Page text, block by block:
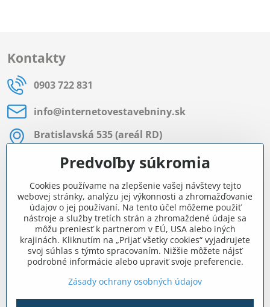
Kontakty
0903 722 831
info​@internetovestavebniny​.sk
Bratislavská 535 (areál RD)
Most pri Bratislave
Pon - Pia 8:00 - 11:30 a 12:15 - 15:30
Facebook
Navigácia
Všetko o nákupe
Predvoľby súkromia
Cookies používame na zlepšenie vašej návštevy tejto
webovej stránky, analýzu jej výkonnosti a zhromažďovanie
údajov o jej používaní. Na tento účel môžeme použiť
nástroje a služby tretích strán a zhromaždené údaje sa
môžu preniesť k partnerom v EÚ, USA alebo iných
krajinách. Kliknutím na „Prijať všetky cookies“ vyjadrujete
svoj súhlas s týmto spracovaním. Nižšie môžete nájsť
podrobné informácie alebo upraviť svoje preferencie.
Zásady ochrany osobných údajov